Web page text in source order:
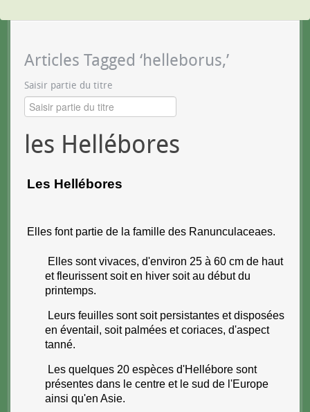
Articles Tagged ‘helleborus,’
Saisir partie du titre
les Hellébores
Les Hellébores
Elles font partie de la famille des Ranunculaceaes.
Elles sont vivaces, d'environ 25 à 60 cm de haut
et fleurissent soit en hiver soit au début du
printemps.
Leurs feuilles sont soit persistantes et disposées
en éventail, soit palmées et coriaces, d'aspect
tanné.
Les quelques 20 espèces d'Hellébore sont
présentes dans le centre et le sud de l'Europe
ainsi qu'en Asie.